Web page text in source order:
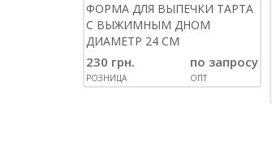
ФОРМА ДЛЯ ВЫПЕЧКИ ТАРТА
С ВЫЖИМНЫМ ДНОМ
ДИАМЕТР 24 СМ
230 грн.
РОЗНИЦА
по запросу
ОПТ